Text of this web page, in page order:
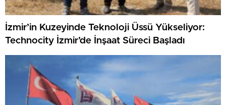
İzmir’in Kuzeyinde Teknoloji Üssü Yükseliyor:
Technocity İzmir’de İnşaat Süreci Başladı